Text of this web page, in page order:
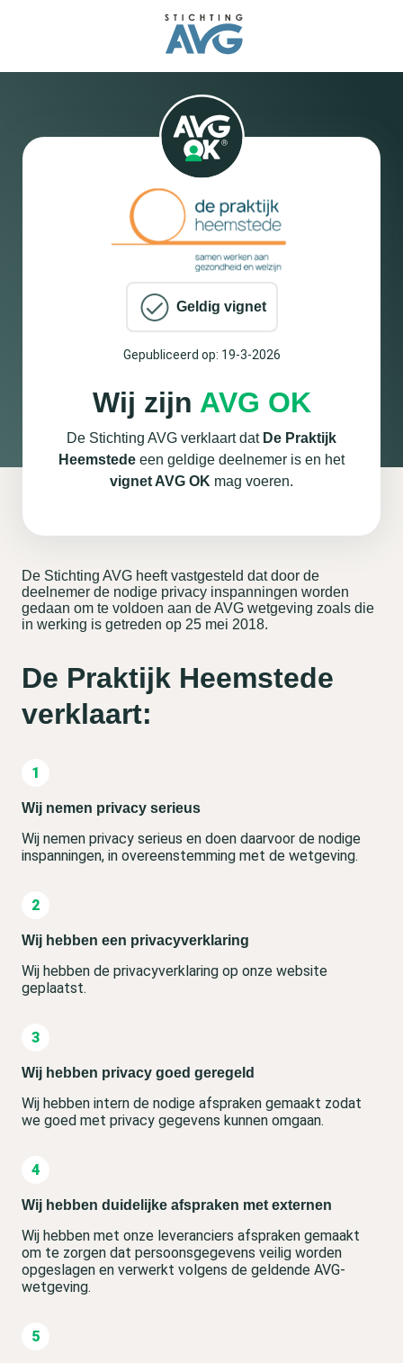
Geldig vignet
Gepubliceerd op: 19-3-2026
Wij zijn AVG OK
De Stichting AVG verklaart dat De Praktijk
Heemstede een geldige deelnemer is en het
vignet AVG OK mag voeren.
De Stichting AVG heeft vastgesteld dat door de
deelnemer de nodige privacy inspanningen worden
gedaan om te voldoen aan de AVG wetgeving zoals die
in werking is getreden op 25 mei 2018.
De Praktijk Heemstede
verklaart:
Wij nemen privacy serieus
Wij nemen privacy serieus en doen daarvoor de nodige
inspanningen, in overeenstemming met de wetgeving.
Wij hebben een privacyverklaring
Wij hebben de privacyverklaring op onze website
geplaatst.
Wij hebben privacy goed geregeld
Wij hebben intern de nodige afspraken gemaakt zodat
we goed met privacy gegevens kunnen omgaan.
Wij hebben duidelijke afspraken met externen
Wij hebben met onze leveranciers afspraken gemaakt
om te zorgen dat persoonsgegevens veilig worden
opgeslagen en verwerkt volgens de geldende AVG-
wetgeving.